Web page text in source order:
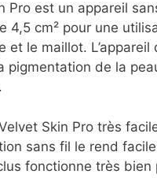
Pro est un appareil
4,5 cm² pour une
et le maillot.
pigmentation de la
Skin Pro très
sans fil le rend
fonctionne très